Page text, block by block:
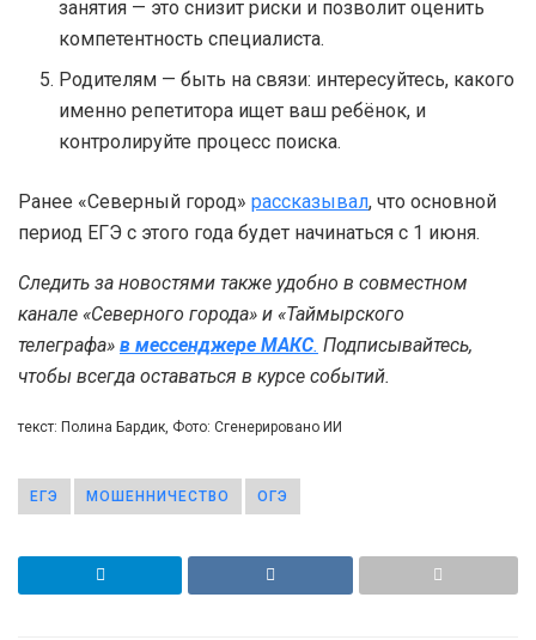
занятия — это снизит риски и позволит оценить
компетентность специалиста.
Родителям — быть на связи: интересуйтесь, какого
именно репетитора ищет ваш ребёнок, и
контролируйте процесс поиска.
Ранее «Северный город» рассказывал, что основной
период ЕГЭ с этого года будет начинаться с 1 июня.
Следить за новостями также удобно в совместном
канале «Северного города» и «Таймырского
телеграфа» в мессенджере MAКС. Подписывайтесь,
чтобы всегда оставаться в курсе событий.
текст: Полина Бардик, Фото: Сгенерировано ИИ
ЕГЭ МОШЕННИЧЕСТВО ОГЭ